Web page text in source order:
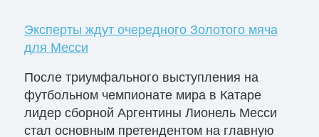
Эксперты ждут очередного Золотого мяча
для Месси
После триумфального выступления на
футбольном чемпионате мира в Катаре
лидер сборной Аргентины Лионель Месси
стал основным претендентом на главную